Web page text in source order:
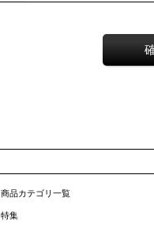
商品カテゴリ一覧
特集